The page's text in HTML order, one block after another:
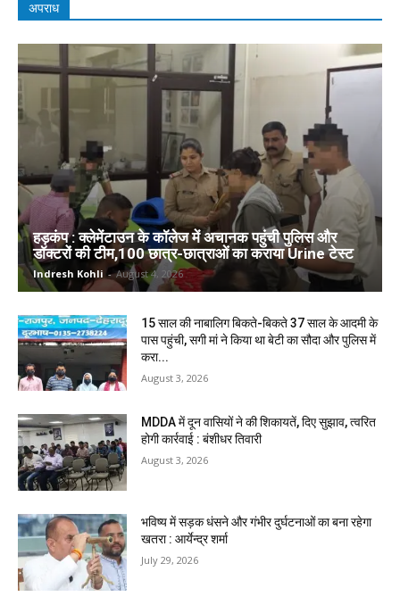
अपराध
हड़कंप : क्लेमेंटाउन के कॉलेज में अचानक पहुंची पुलिस और
डॉक्टरों की टीम,100 छात्र-छात्राओं का कराया Urine टेस्ट
Indresh Kohli - August 4, 2026
15 साल की नाबालिग बिकते-बिकते 37 साल के आदमी के
पास पहुंची, सगी मां ने किया था बेटी का सौदा और पुलिस में
करा...
August 3, 2026
MDDA में दून वासियों ने की शिकायतें, दिए सुझाव, त्वरित
होगी कार्रवाई : बंशीधर तिवारी
August 3, 2026
भविष्य में सड़क धंसने और गंभीर दुर्घटनाओं का बना रहेगा
खतरा : आर्येन्द्र शर्मा
July 29, 2026